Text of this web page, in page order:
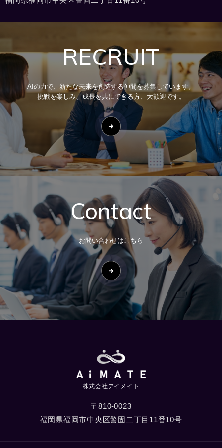
RECRUIT
AIの力で、新たな未来を創造する仲間を募集しています。
挑戦を楽しみ、成長を共にできる方、大歓迎です。
Contact
お問い合わせはこちら
株式会社アイメイト
〒810-0023
福岡県福岡市中央区警固二丁目11番10号